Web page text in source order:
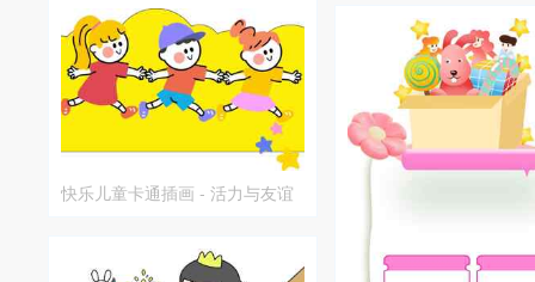
快乐儿童卡通插画 - 活力与友谊